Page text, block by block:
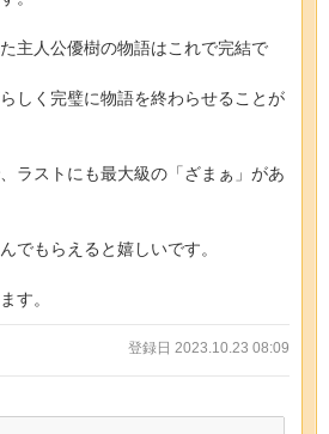
主人公優樹の物語はこれで完結で
しく完璧に物語を終わらせることが
ラストにも最大級の「ざまぁ」があ
でもらえると嬉しいです。
す。
登録日 2023.10.23 08:09